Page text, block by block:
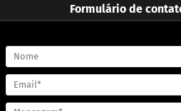
Formulário de